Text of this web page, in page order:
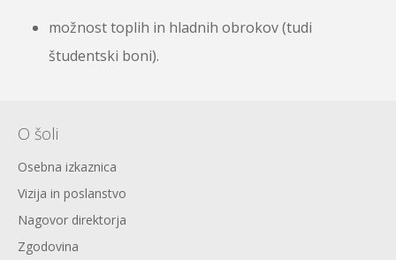
možnost toplih in hladnih obrokov (tudi
študentski boni).
O šoli
Osebna izkaznica
Vizija in poslanstvo
Nagovor direktorja
Zgodovina